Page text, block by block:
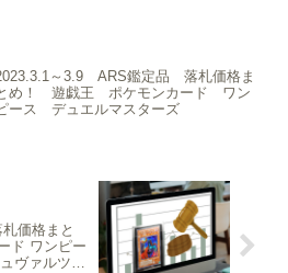
～3.9 ARS鑑定品 落札価格ま
め！ 遊戯王 ポケモンカード ワン
ース デュエルマスターズ
価格まと
ワンピー
ヴァルツ